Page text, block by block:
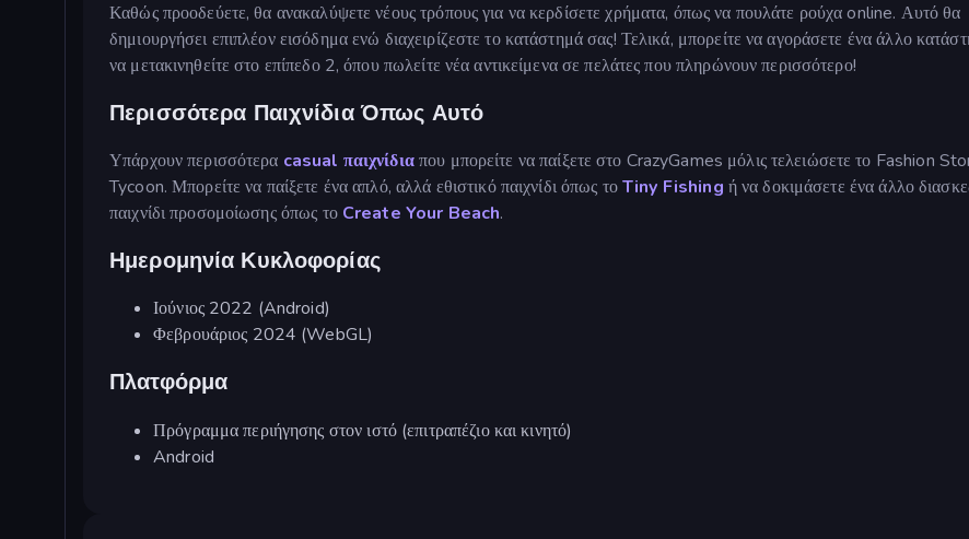
Καθώς προοδεύετε, θα ανακαλύψετε νέους τρόπους για να κερδίσετε χρήματα, όπως να πουλάτε ρούχα online. Αυτό θα
δημιουργήσει επιπλέον εισόδημα ενώ διαχειρίζεστε το κατάστημά σας! Τελικά, μπορείτε να αγοράσετε ένα άλλο
να μετακινηθείτε στο επίπεδο 2, όπου πωλείτε νέα αντικείμενα σε πελάτες που πληρώνουν περισσότερο!
Περισσότερα Παιχνίδια Όπως Αυτό
Υπάρχουν περισσότερα casual παιχνίδιαπου μπορείτε να παίξετε στο CrazyGames μόλις τελειώσετε το Fashion
Tycoon. Μπορείτε να παίξετε ένα απλό, αλλά εθιστικό παιχνίδι όπως τοTiny Fishing ή να δοκιμάσετε ένα άλλο
παιχνίδι προσομοίωσης όπως το Create Your Beach.
Ημερομηνία Κυκλοφορίας
Ιούνιος 2022 (Android)
Φεβρουάριος 2024 (WebGL)
Πλατφόρμα
Πρόγραμμα περιήγησης στον ιστό (επιτραπέζιο και κινητό)
Android